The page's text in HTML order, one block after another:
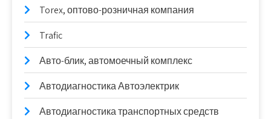
Torex, оптово-розничная компания
Trafic
Авто-блик, автомоечный комплекс
Автодиагностика Автоэлектрик
Автодиагностика транспортных средств